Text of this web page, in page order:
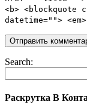
<b> <blockquote
datetime="">
Search:
Раскрутка В